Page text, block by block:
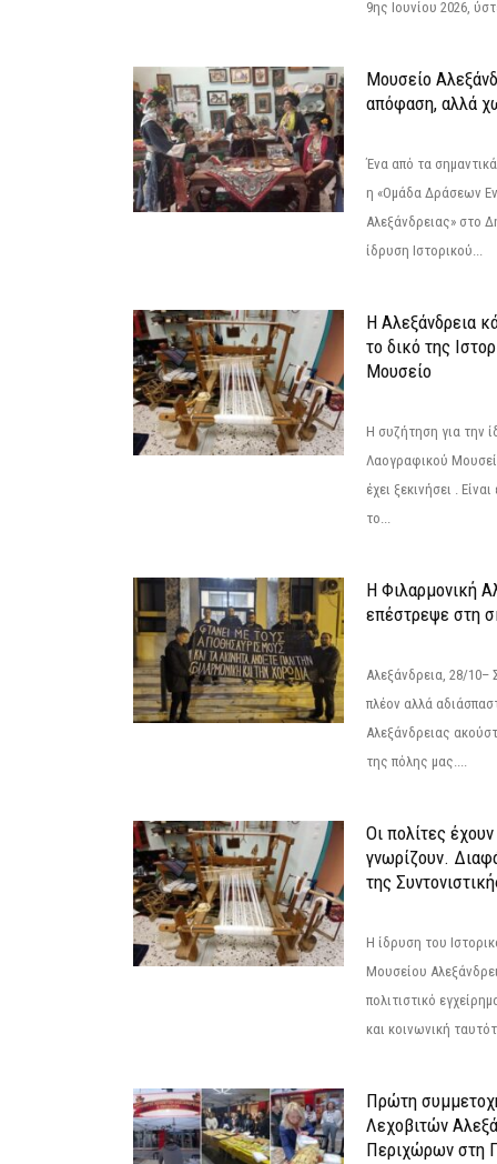
9ης Ιουνίου 2026,
Μουσείο
απόφαση, αλλά
Ένα από τα
η «Ομάδα Δράσεων
Αλεξάνδρειας» στο
ίδρυση Ιστορικού...
Η Αλεξάνδρεια
το δικό της
Μουσείο
Η συζήτηση για την
Λαογραφικού
έχει ξεκινήσει .
το...
Η Φιλαρμονική
επέστρεψε στη
Αλεξάνδρεια, 28/
πλέον αλλά
Αλεξάνδρειας
της πόλης μας....
Οι πολίτες
γνωρίζουν.
της
Η ίδρυση του
Μουσείου
πολιτιστικό
και κοινωνική
Πρώτη
Λεχοβιτών
Περιχώρων στη